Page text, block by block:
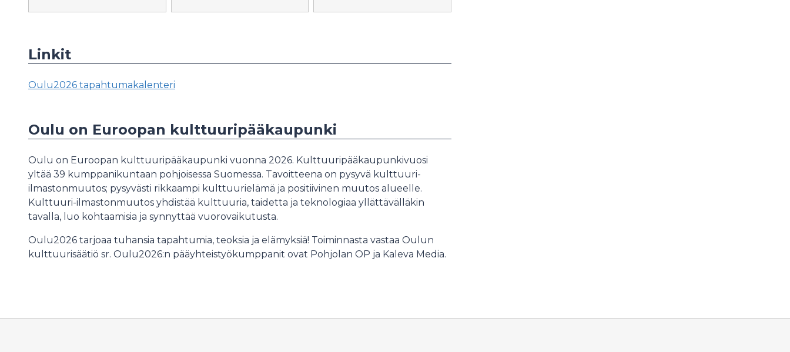
Linkit
Oulu2026 tapahtumakalenteri
Oulu on Euroopan kulttuuripääkaupunki
Oulu on Euroopan kulttuuripääkaupunki vuonna 2026. Kulttuuripääkaupunkivuosi
yltää 39 kumppanikuntaan pohjoisessa Suomessa. Tavoitteena on pysyvä kulttuuri-
ilmastonmuutos; pysyvästi rikkaampi kulttuurielämä ja positiivinen muutos alueelle.
Kulttuuri-ilmastonmuutos yhdistää kulttuuria, taidetta ja teknologiaa yllättävälläkin
tavalla, luo kohtaamisia ja synnyttää vuorovaikutusta.
Oulu2026 tarjoaa tuhansia tapahtumia, teoksia ja elämyksiä! Toiminnasta vastaa Oulun
kulttuurisäätiö sr. Oulu2026:n pääyhteistyökumppanit ovat Pohjolan OP ja Kaleva Media.